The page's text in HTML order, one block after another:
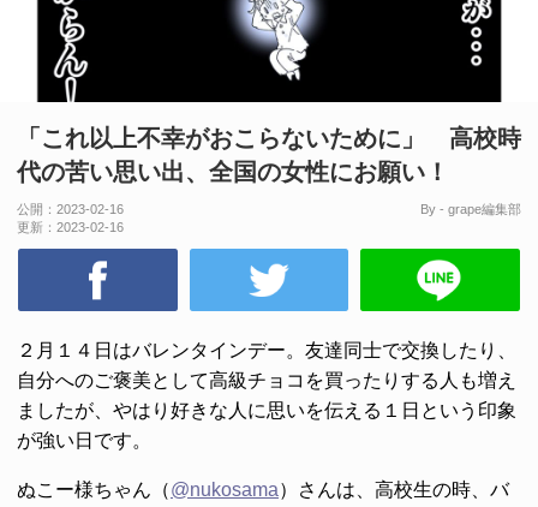
「これ以上不幸がおこらないために」 高校時
代の苦い思い出、全国の女性にお願い！
公開： 2023-02-16
更新： 2023-02-16
By - grape編集部
２月１４日はバレンタインデー。友達同士で交換したり、
自分へのご褒美として高級チョコを買ったりする人も増え
ましたが、やはり好きな人に思いを伝える１日という印象
が強い日です。
ぬこー様ちゃん（@nukosama）さんは、高校生の時、バ